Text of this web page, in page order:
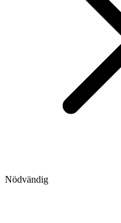
Nödvändig